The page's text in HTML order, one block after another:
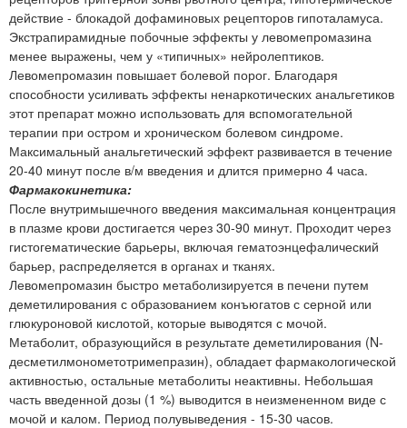
действие - блокадой дофаминовых рецепторов гипоталамуса.
Экстрапирамидные побочные эффекты у левомепромазина
менее выражены, чем у «типичных» нейролептиков.
Левомепромазин повышает болевой порог. Благодаря
способности усиливать эффекты ненаркотических анальгетиков
этот препарат можно использовать для вспомогательной
терапии при остром и хроническом болевом синдроме.
Максимальный анальгетический эффект развивается в течение
20-40 минут после в/м введения и длится примерно 4 часа.
Фармакокинетика:
После внутримышечного введения максимальная концентрация
в плазме крови достигается через 30-90 минут. Проходит через
гистогематические барьеры, включая гематоэнцефалический
барьер, распределяется в органах и тканях.
Левомепромазин быстро метаболизируется в печени путем
деметилирования с образованием конъюгатов с серной или
глюкуроновой кислотой, которые выводятся с мочой.
Метаболит, образующийся в результате деметилирования (N-
десметилмонометотримепразин), обладает фармакологической
активностью, остальные метаболиты неактивны. Небольшая
часть введенной дозы (1 %) выводится в неизмененном виде с
мочой и калом. Период полувыведения - 15-30 часов.